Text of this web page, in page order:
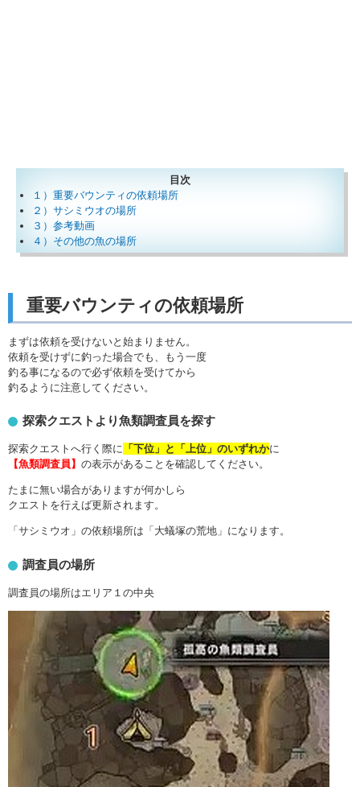
目次
１）重要バウンティの依頼場所
２）サシミウオの場所
３）参考動画
４）その他の魚の場所
重要バウンティの依頼場所
まずは依頼を受けないと始まりません。
依頼を受けずに釣った場合でも、もう一度
釣る事になるので必ず依頼を受けてから
釣るように注意してください。
探索クエストより魚類調査員を探す
探索クエストへ行く際に 「下位」と「上位」のいずれかに
【魚類調査員】 の表示があることを確認してください。
たまに無い場合がありますが何かしら
クエストを行えば更新されます。
「サシミウオ」の依頼場所は「大蟻塚の荒地」になります。
調査員の場所
調査員の場所はエリア１の中央